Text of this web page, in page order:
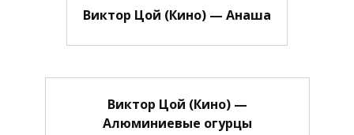
Виктор Цой (Кино) — Анаша
Виктор Цой (Кино) —
Алюминиевые огурцы